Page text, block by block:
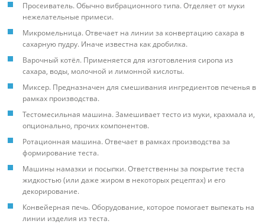
Просеиватель. Обычно вибрационного типа. Отделяет от муки
нежелательные примеси.
Микромельница. Отвечает на линии за конвертацию сахара в
сахарную пудру. Иначе известна как дробилка.
Варочный котёл. Применяется для изготовления сиропа из
сахара, воды, молочной и лимонной кислоты.
Миксер. Предназначен для смешивания ингредиентов печенья в
рамках производства.
Тестомесильная машина. Замешивает тесто из муки, крахмала и,
опционально, прочих компонентов.
Ротационная машина. Отвечает в рамках производства за
формирование теста.
Машины намазки и посыпки. Ответственны за покрытие теста
жидкостью (или даже жиром в некоторых рецептах) и его
декорирование.
Конвейерная печь. Оборудование, которое помогает выпекать на
линии изделия из теста.